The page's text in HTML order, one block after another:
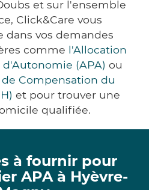
et sur l'ensemble
Click&Care vous
dans vos demandes
comme l'Allocation
d'Autonomie (APA) ou
Compensation du
et pour trouver une
qualifiée.
à fournir pour
APA à Hyèvre-